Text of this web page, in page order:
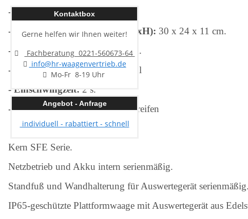
Kontaktbox
Gerne helfen wir Ihnen weiter!
Fachberatung 0221-560673-64
info@hr-waagenvertrieb.de
Mo-Fr 8-19 Uhr
Angebot - Anfrage
individuell - rabattiert - schnell
- Wägefläche:30 x 24 cm.
-
Abmessung Wägeplatte (BxTxH): 30 x 24 x 11 cm.
- Kabellänge Anzeigegerät: 3 m.
- Material Wägeplatte:Edelstahl
- Einschwingzeit: 2 s.
- Wägesystem:Dehnungsmessstreifen
Kern SFE Serie.
Netzbetrieb und Akku intern serienmäßig.
Standfuß und Wandhalterung für Auswertegerät serienmäßig.
IP65-geschützte Plattformwaage mit Auswertegerät aus